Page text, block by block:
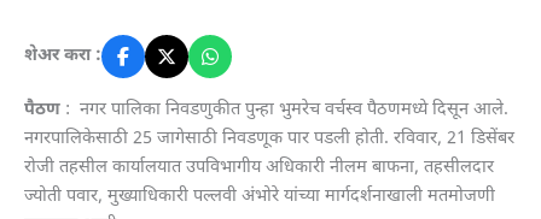
शेअर करा :
पैठण : नगर पालिका निवडणुकीत पुन्हा भुमरेच वर्चस्व पैठणमध्ये दिसून आले.
नगरपालिकेसाठी 25 जागेसाठी निवडणूक पार पडली होती. रविवार, 21 डिसेंबर
रोजी तहसील कार्यालयात उपविभागीय अधिकारी नीलम बाफना, तहसीलदार
ज्योती पवार, मुख्याधिकारी पल्लवी अंभोरे यांच्या मार्गदर्शनाखाली मतमोजणी